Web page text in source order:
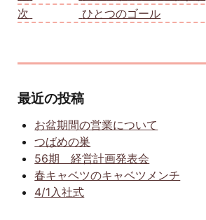
次
ひとつのゴール
最近の投稿
お盆期間の営業について
つばめの巣
56期 経営計画発表会
春キャベツのキャベツメンチ
4/1入社式